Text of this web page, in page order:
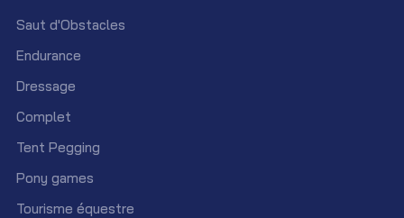
Saut d'Obstacles
Endurance
Dressage
Complet
Tent Pegging
Pony games
Tourisme équestre